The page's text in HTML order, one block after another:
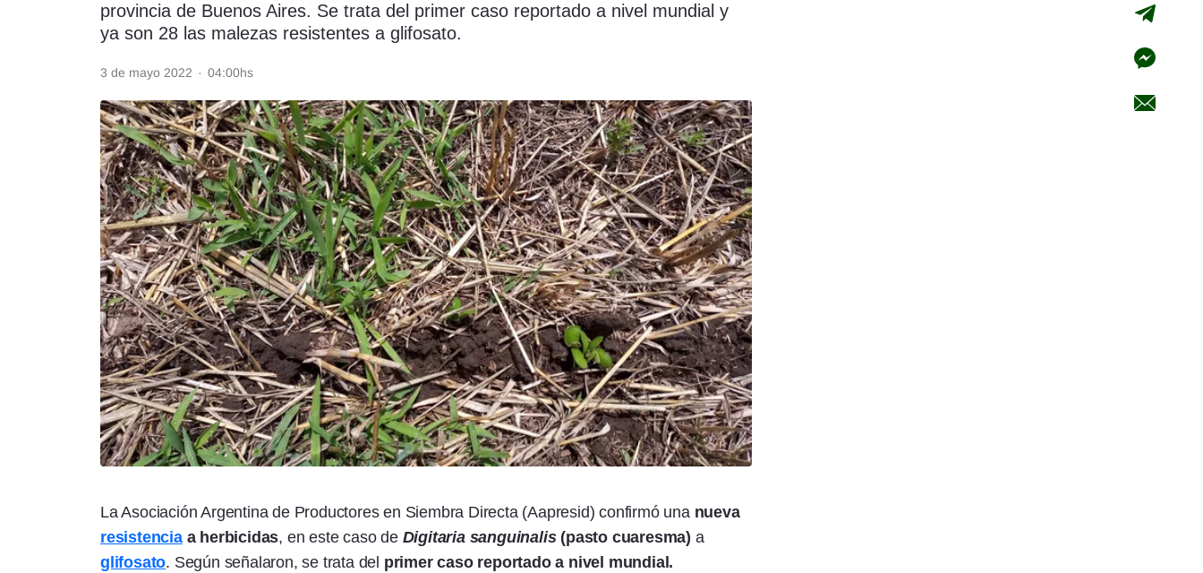
Seguinos
provincia de Buenos Aires. Se trata del primer caso reportado a nivel mundial y
ya son 28 las malezas resistentes a glifosato.
3 de mayo 2022 · 04:00hs
La Asociación Argentina de Productores en Siembra Directa (Aapresid) confirmó una nueva
resistenciaa herbicidas, en este caso de Digitaria sanguinalis(pasto cuaresma) a
glifosato. Según señalaron, se trata del primer caso reportado a nivel mundial.